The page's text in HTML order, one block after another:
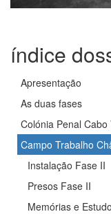
índice
Apresentação
As duas fases
Colónia Penal Cabo
Campo Trabalho
Instalação Fase II
Presos Fase II
Memórias e